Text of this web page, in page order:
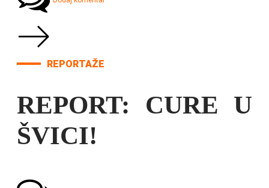
REPORTAŽE
REPORT: CURE U
ŠVICI!